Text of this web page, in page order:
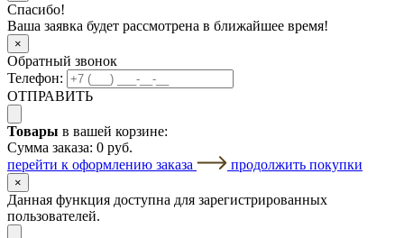
Спасибо!
Ваша заявка будет рассмотрена в ближайшее время!
×
Обратный звонок
Телефон:
ОТПРАВИТЬ
Товары в вашей корзине:
Сумма заказа: 0 руб.
перейти к оформлению заказа
продолжить покупки
×
Данная функция доступна для зарегистрированных
пользователей.